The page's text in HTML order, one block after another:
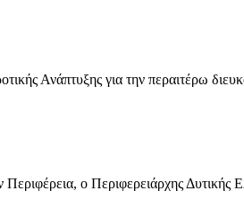
Ανάπτυξης για την περαιτέρω
ο Περιφερειάρχης Δυτικής